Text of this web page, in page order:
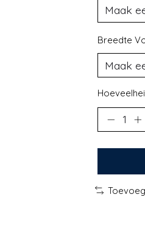
Breedte